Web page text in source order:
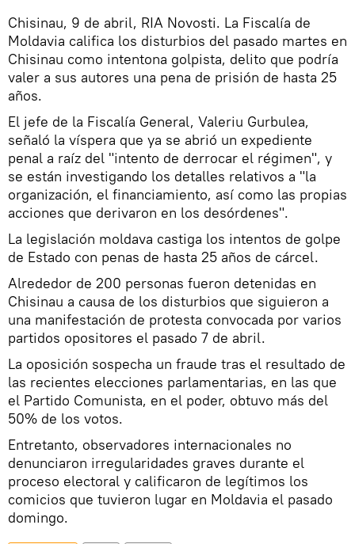
Chisinau, 9 de abril, RIA Novosti. La Fiscalía de
Moldavia califica los disturbios del pasado martes en
Chisinau como intentona golpista, delito que podría
valer a sus autores una pena de prisión de hasta 25
años.
El jefe de la Fiscalía General, Valeriu Gurbulea,
señaló la víspera que ya se abrió un expediente
penal a raíz del "intento de derrocar el régimen", y
se están investigando los detalles relativos a "la
organización, el financiamiento, así como las propias
acciones que derivaron en los desórdenes".
La legislación moldava castiga los intentos de golpe
de Estado con penas de hasta 25 años de cárcel.
Alrededor de 200 personas fueron detenidas en
Chisinau a causa de los disturbios que siguieron a
una manifestación de protesta convocada por varios
partidos opositores el pasado 7 de abril.
La oposición sospecha un fraude tras el resultado de
las recientes elecciones parlamentarias, en las que
el Partido Comunista, en el poder, obtuvo más del
50% de los votos.
Entretanto, observadores internacionales no
denunciaron irregularidades graves durante el
proceso electoral y calificaron de legítimos los
comicios que tuvieron lugar en Moldavia el pasado
domingo.